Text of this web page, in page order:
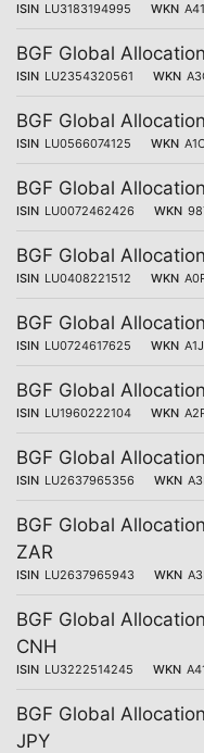
ISIN LU3183194995 WKN
BGF Global
ISIN LU2354320561 WKN
BGF Global
ISIN LU0566074125 WKN
BGF Global
ISIN LU0072462426 WKN
BGF Global
ISIN LU0408221512 WKN
BGF Global
ISIN LU0724617625 WKN
BGF Global
ISIN LU1960222104 WKN
BGF Global
ISIN LU2637965356 WKN
BGF Global
ZAR
ISIN LU2637965943 WKN
BGF Global
CNH
ISIN LU3222514245 WKN
BGF Global
JPY